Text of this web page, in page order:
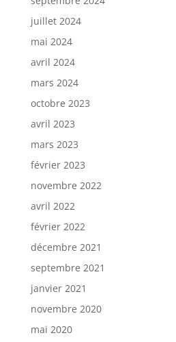
juillet 2024
mai 2024
avril 2024
mars 2024
octobre 2023
avril 2023
mars 2023
février 2023
novembre 2022
avril 2022
février 2022
décembre 2021
septembre 2021
janvier 2021
novembre 2020
mai 2020